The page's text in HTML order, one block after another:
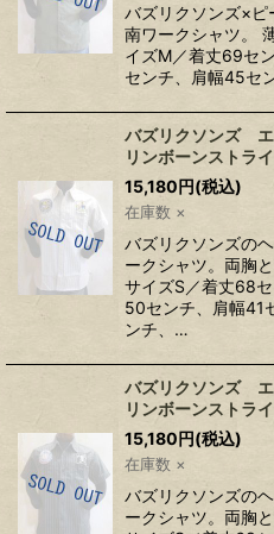
バズリクソンズ×ピ
南ワークシャツ。
イズM／着丈69セ
センチ、肩幅45セン
バズリクソンズ
リンボーンストラ
15,180円(税込)
在庫数 ×
バズリクソンズの
ークシャツ。両胸
サイズS／着丈68
50センチ、肩幅41
ンチ、…
バズリクソンズ
リンボーンストラ
15,180円(税込)
在庫数 ×
バズリクソンズの
ークシャツ。両胸